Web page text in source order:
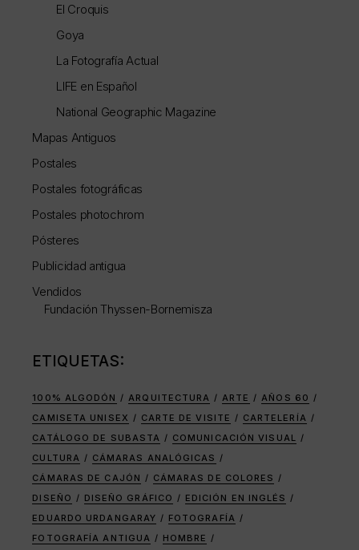
El Croquis
Goya
La Fotografía Actual
LIFE en Español
National Geographic Magazine
Mapas Antiguos
Postales
Postales fotográficas
Postales photochrom
Pósteres
Publicidad antigua
Vendidos
Fundación Thyssen-Bornemisza
ETIQUETAS:
100% ALGODÓN ARQUITECTURA ARTE
AÑOS 60
CAMISETA UNISEX
CARTE DE VISITE
CARTELERÍA
CATÁLOGO DE SUBASTA
COMUNICACIÓN VISUAL
CULTURA
CÁMARAS ANALÓGICAS
CÁMARAS DE CAJÓN
CÁMARAS DE COLORES
DISEÑO
DISEÑO GRÁFICO
EDICIÓN EN INGLÉS
EDUARDO URDANGARAY
FOTOGRAFÍA
FOTOGRAFÍA ANTIGUA
HOMBRE